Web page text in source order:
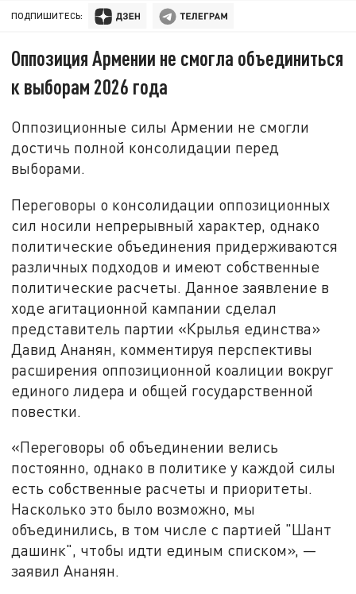
ПОДПИШИТЕСЬ:
Оппозиция Армении не смогла объединиться
к выборам 2026 года
Оппозиционные силы Армении не смогли
достичь полной консолидации перед
выборами.
Переговоры о консолидации оппозиционных
сил носили непрерывный характер, однако
политические объединения придерживаются
различных подходов и имеют собственные
политические расчеты. Данное заявление в
ходе агитационной кампании сделал
представитель партии «Крылья единства»
Давид Ананян, комментируя перспективы
расширения оппозиционной коалиции вокруг
единого лидера и общей государственной
повестки.
«Переговоры об объединении велись
постоянно, однако в политике у каждой силы
есть собственные расчеты и приоритеты.
Насколько это было возможно, мы
объединились, в том числе с партией "Шант
дашинк", чтобы идти единым списком», —
заявил Ананян.